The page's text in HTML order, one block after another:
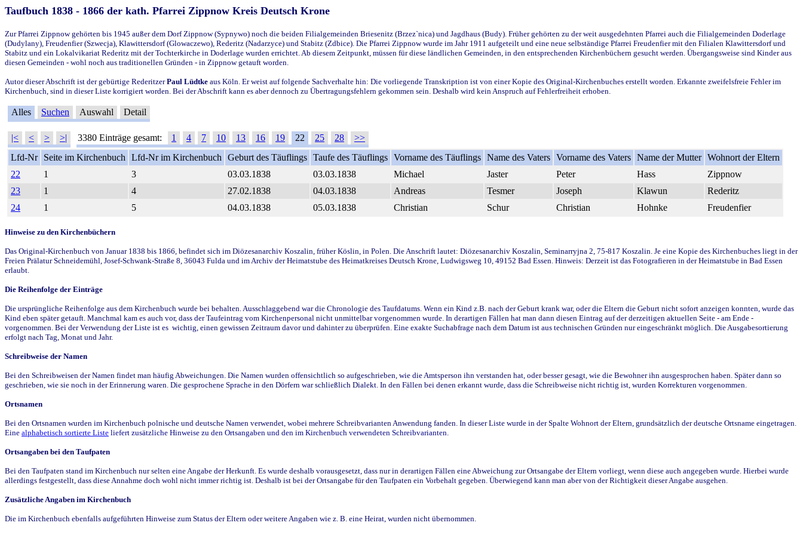
Taufbuch 1838 - 1866 der kath. Pfarrei Zippnow Kreis Deutsch Krone
Zur Pfarrei Zippnow gehörten bis 1945 außer dem Dorf Zippnow (Sypnywo) noch die beiden Filialgemeinden Briesenitz (Brzez`nica) und Jagdhaus (Budy). Früher gehörten zu der weit ausgedehnten Pfarrei auch die Filialgemeinden Doderlage
(Dudylany), Freudenfier (Szwecja), Klawittersdorf (Glowaczewo), Rederitz (Nadarzyce) und Stabitz (Zdbice). Die Pfarrei Zippnow wurde im Jahr 1911 aufgeteilt und eine neue selbständige Pfarrei Freudenfier mit den Filialen Klawittersdorf und
Stabitz und ein Lokalvikariat Rederitz mit der Tochterkirche in Doderlage wurden errichtet. Ab diesem Zeitpunkt, müssen für diese ländlichen Gemeinden, in den entsprechenden Kirchenbüchern gesucht werden. Übergangsweise sind Kinder aus
diesen Gemeinden - wohl noch aus traditionellen Gründen - in Zippnow getauft worden.
Autor dieser Abschrift ist der gebürtige RederitzerPaul Lüdtke aus Köln. Er weist auf folgende Sachverhalte hin: Die vorliegende Transkription ist von einer Kopie des Original-Kirchenbuches erstellt worden. Erkannte zweifelsfreie Fehler im
Kirchenbuch, sind in dieser Liste korrigiert worden. Bei der Abschrift kann es aber dennoch zu Übertragungsfehlern gekommen sein. Deshalb wird kein Anspruch auf Fehlerfreiheit erhoben.
Alles Suchen Auswahl Detail
|< < > >| 3380 Einträge gesamt: 1 4 7 10 13 16 19 22 25 28
>>
Lfd-Nr
Seite im Kirchenbuch Lfd-Nr im Kirchenbuch Geburt des Täuflings Taufe des Täuflings Vorname des Täuflings Name des Vaters Vorname des Vaters Name der Mutter Wohnort der Eltern
22
1 3 03.03.1838 03.03.1838 Michael Jaster Peter Hass
Zippnow
23
1 4 27.02.1838 04.03.1838 Andreas Tesmer Joseph Klawun
Rederitz
24
1 5 04.03.1838 05.03.1838 Christian Schur Christian Hohnke Freudenfier
Hinweise zu den Kirchenbüchern
Das Original-Kirchenbuch von Januar 1838 bis 1866, befindet sich im Diözesanarchiv Koszalin, früher Köslin, in Polen. Die Anschrift lautet: Diözesanarchiv Koszalin, Seminarryjna 2, 75-817 Koszalin. Je eine Kopie des Kirchenbuches liegt in der
Freien Prälatur Schneidemühl, Josef-Schwank-Straße 8, 36043 Fulda und im Archiv der Heimatstube des Heimatkreises Deutsch Krone, Ludwigsweg 10, 49152 Bad Essen. Hinweis: Derzeit ist das Fotografieren in der Heimatstube in Bad Essen
erlaubt.
Die Reihenfolge der Einträge
Die ursprüngliche Reihenfolge aus dem Kirchenbuch wurde bei behalten. Ausschlaggebend war die Chronologie des Taufdatums. Wenn ein Kind z.B. nach der Geburt krank war, oder die Eltern die Geburt nicht sofort anzeigen konnten, wurde das
Kind eben später getauft. Manchmal kam es auch vor, dass der Taufeintrag vom Kirchenpersonal nicht unmittelbar vorgenommen wurde. In derartigen Fällen hat man dann diesen Eintrag auf der derzeitigen aktuellen Seite - am Ende -
vorgenommen. Bei der Verwendung der Liste ist es wichtig, einen gewissen Zeitraum davor und dahinter zu überprüfen. Eine exakte Suchabfrage nach dem Datum ist aus technischen Gründen nur eingeschränkt möglich. Die Ausgabesortierung
erfolgt nach Tag, Monat und Jahr.
Schreibweise der Namen
Bei den Schreibweisen der Namen findet man häufig Abweichungen. Die Namen wurden offensichtlich so aufgeschrieben, wie die Amtsperson ihn verstanden hat, oder besser gesagt, wie die Bewohner ihn ausgesprochen haben. Später dann so
geschrieben, wie sie noch in der Erinnerung waren. Die gesprochene Sprache in den Dörfern war schließlich Dialekt. In den Fällen bei denen erkannt wurde, dass die Schreibweise nicht richtig ist, wurden Korrekturen vorgenommen.
Ortsnamen
Bei den Ortsnamen wurden im Kirchenbuch polnische und deutsche Namen verwendet, wobei mehrere Schreibvarianten Anwendung fanden. In dieser Liste wurde in der Spalte Wohnort der Eltern, grundsätzlich der deutsche Ortsname eingetragen.
Eine alphabetisch sortierte Liste liefert zusätzliche Hinweise zu den Ortsangaben und den im Kirchenbuch verwendeten Schreibvarianten.
Ortsangaben bei den Taufpaten
Bei den Taufpaten stand im Kirchenbuch nur selten eine Angabe der Herkunft. Es wurde deshalb vorausgesetzt, dass nur in derartigen Fällen eine Abweichung zur Ortsangabe der Eltern vorliegt, wenn diese auch angegeben wurde. Hierbei wurde
allerdings festgestellt, dass diese Annahme doch wohl nicht immer richtig ist. Deshalb ist bei der Ortsangabe für den Taufpaten ein Vorbehalt gegeben. Überwiegend kann man aber von der Richtigkeit dieser Angabe ausgehen.
Zusätzliche Angaben im Kirchenbuch
Die im Kirchenbuch ebenfalls aufgeführten Hinweise zum Status der Eltern oder weitere Angaben wie z. B. eine Heirat, wurden nicht übernommen.